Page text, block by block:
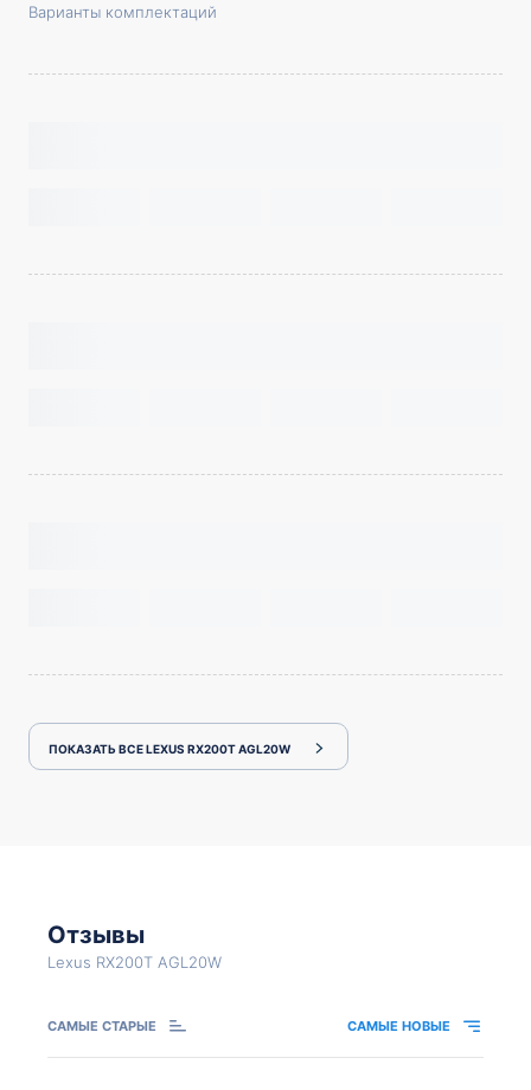
Варианты комплектаций
ПОКАЗАТЬ ВСЕ LEXUS RX200T AGL20W
Отзывы
Lexus RX200T AGL20W
САМЫЕ СТАРЫЕ САМЫЕ НОВЫЕ